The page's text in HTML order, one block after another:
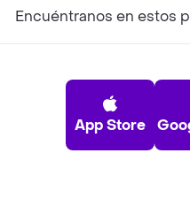
Encuéntranos en estos
App Store